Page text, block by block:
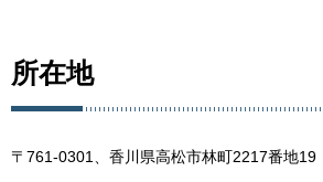
所在地
〒761-0301、香川県高松市林町2217番地19